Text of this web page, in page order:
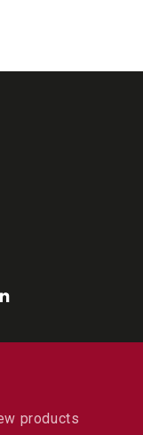
products